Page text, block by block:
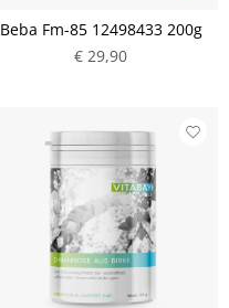
Beba Fm-85 12498433 200g
€ 29,90